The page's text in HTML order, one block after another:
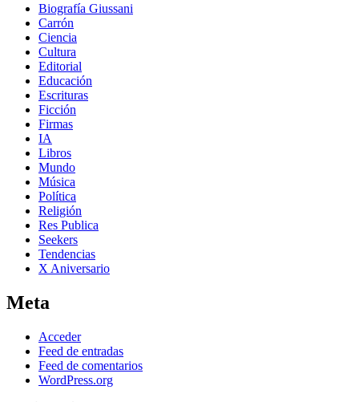
Biografía Giussani
Carrón
Ciencia
Cultura
Editorial
Educación
Escrituras
Ficción
Firmas
IA
Libros
Mundo
Música
Política
Religión
Res Publica
Seekers
Tendencias
X Aniversario
Meta
Acceder
Feed de entradas
Feed de comentarios
WordPress.org